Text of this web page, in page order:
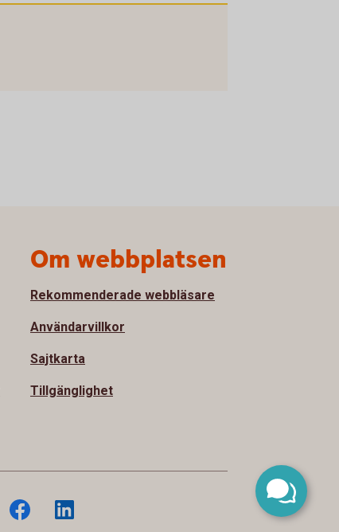
Om webbplatsen
Rekommenderade webbläsare
Användarvillkor
Sajtkarta
Tillgänglighet